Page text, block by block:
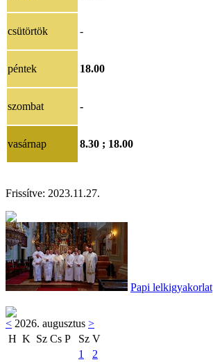
csütörtök -
péntek 18.00
szombat -
vasárnap 8.30 ; 18.00
Frissítve: 2023.11.27.
Papi lelkigyakorlat
< 2026. augusztus >
H K Sz Cs P Sz V
1
2